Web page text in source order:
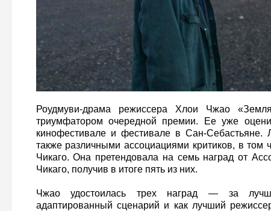
Роудмуви-драма режиссера Хлои Чжао
триумфатором очередной премии. Ее уже
кинофестивале и фестивале в Сан-Себастьяне.
также различными ассоциациями критиков, в том
Чикаго. Она претендовала на семь наград от
Чикаго, получив в итоге пять из них.
Чжао удостоилась трех наград — за
адаптированный сценарий и как лучший